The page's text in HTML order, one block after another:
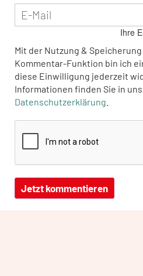
Ihre
Mit der Nutzung &
Kommentar-Funktion bin ich
diese Einwilligung jederzeit
Informationen finden Sie in
Datenschutzerklärung